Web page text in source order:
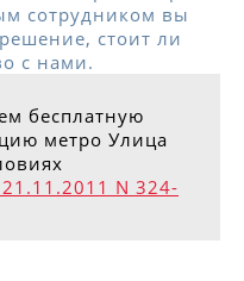
сотрудником вы
стоит ли
с нами.
бесплатную
метро Улица
N 324-